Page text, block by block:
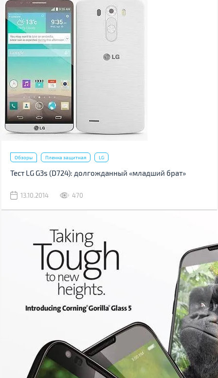
Обзоры Пленка защитная LG
Тест LG G3s (D724): долгожданный «младший брат»
13.10.2014 470